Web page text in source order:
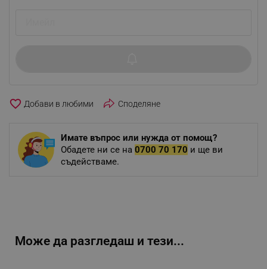
favorite_border Споделяне
Имате въпрос или нужда от помощ?
Обадете ни се на 0700 70 170 и ще ви
съдействаме.
Може да разгледаш и тези...